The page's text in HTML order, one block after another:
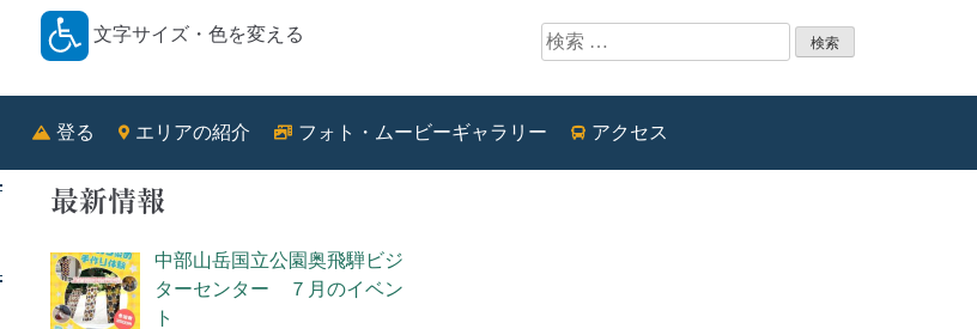
文字サイズ・色を変える 検索:
登る エリアの紹介 フォト・ムービーギャラリー アクセス
最新情報
中部山岳国立公園奥飛騨ビジ
ターセンター ７月のイベン
ト